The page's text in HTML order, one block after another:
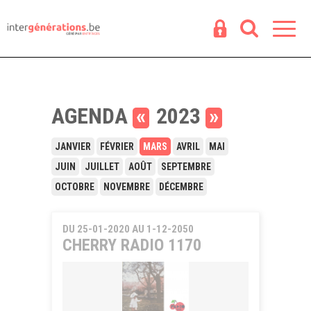
AGENDA « 2023 »
JANVIER FÉVRIER MARS AVRIL
MAI
JUIN
JUILLET AOÛT
SEPTEMBRE
OCTOBRE
NOVEMBRE DÉCEMBRE
DU 25-01-2020 AU 1-12-2050
CHERRY RADIO 1170